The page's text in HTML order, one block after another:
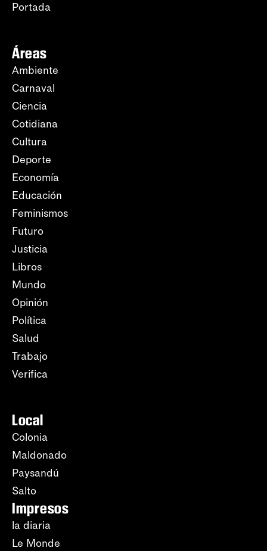
Portada
Áreas
Ambiente
Carnaval
Ciencia
Cotidiana
Cultura
Deporte
Economía
Educación
Feminismos
Futuro
Justicia
Libros
Mundo
Opinión
Política
Salud
Trabajo
Verifica
Local
Colonia
Maldonado
Paysandú
Salto
Impresos
la diaria
Le Monde